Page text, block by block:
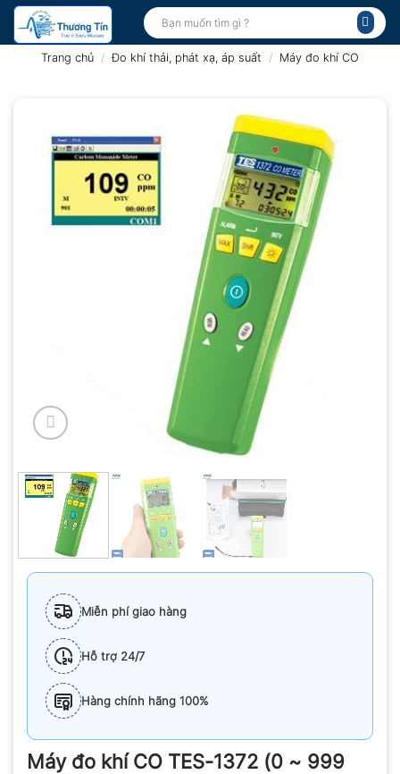
Bỏ
qua
Tìm
kiếm:
Trang chủ / Đo khí thải, phát xạ, áp suất / Máy đo khí CO
Miễn phí giao hàng
Hỗ trợ 24/7
Hàng chính hãng 100%
Máy đo khí CO TES-1372 (0 ~ 999